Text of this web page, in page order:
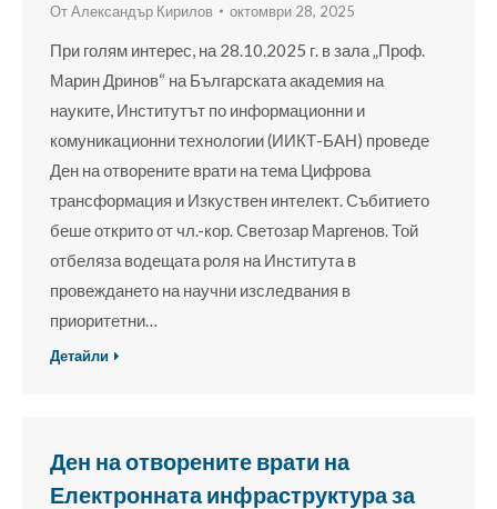
ОтАлександър Кирилов октомври 28, 2025
При голям интерес, на 28.10.2025 г. в зала „Проф.
Марин Дринов“ на Българската академия на
науките, Институтът по информационни и
комуникационни технологии (ИИКТ-БАН) проведе
Ден на отворените врати на тема Цифрова
трансформация и Изкуствен интелект. Събитието
беше открито от чл.-кор. Светозар Маргенов. Той
отбеляза водещата роля на Института в
провеждането на научни изследвания в
приоритетни…
Детайли
Ден на отворените врати на
Електронната инфраструктура за